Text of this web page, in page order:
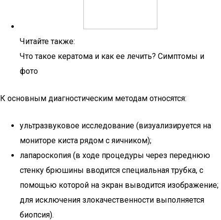
Читайте также:
Что такое кератома и как ее лечить? Симптомы и
фото
К основным диагностическим методам относятся:
ультразвуковое исследование (визуализируется на
мониторе киста рядом с яичником);
лапароскопия (в ходе процедуры через переднюю
стенку брюшины вводится специальная трубка, с
помощью которой на экран выводится изображение;
для исключения злокачественности выполняется
биопсия).